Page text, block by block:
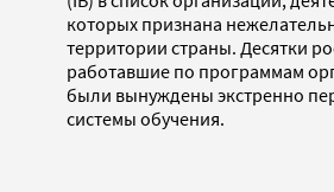
которых признана
территории страны. Десятки
работавшие по программам
были вынуждены экстренно
системы обучения.